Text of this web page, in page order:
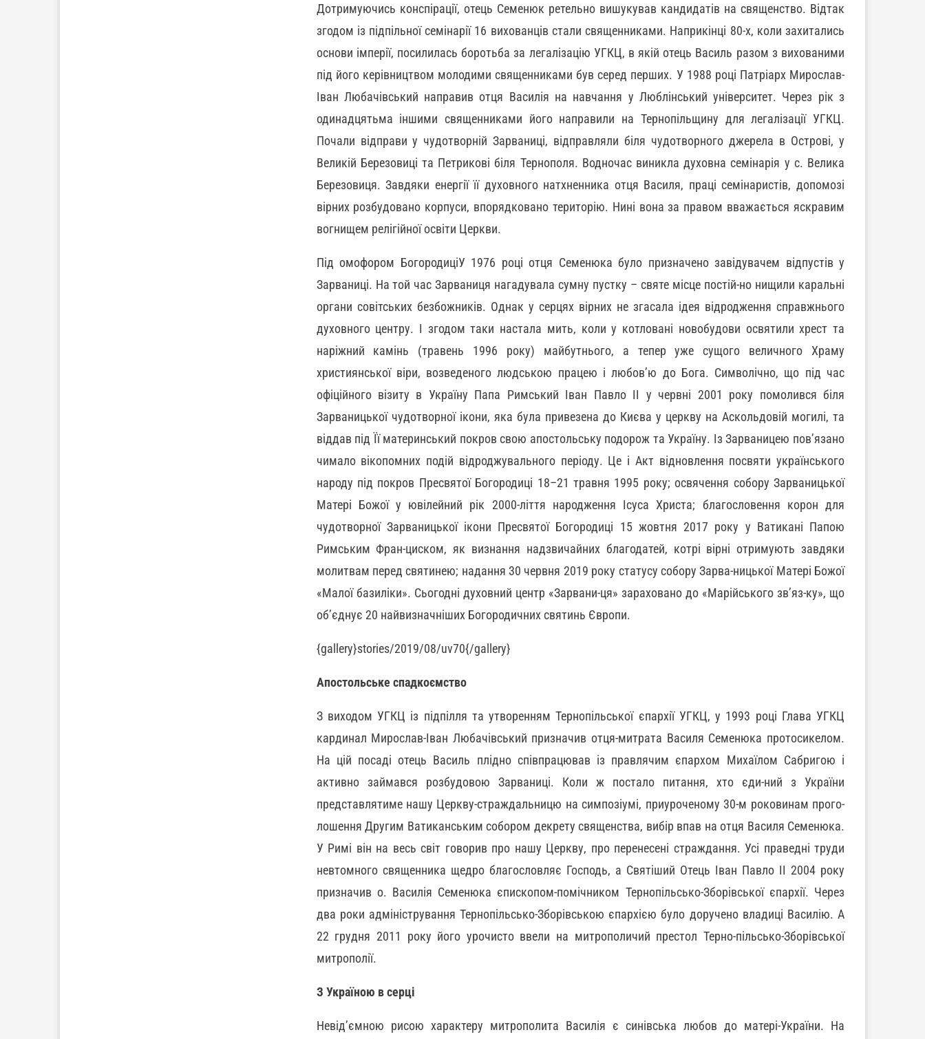
Дотримуючись конспірації, отець Семенюк ретельно вишукував кандидатів на священство. Відтак
згодом із підпільної семінарії 16 вихованців стали священниками. Наприкінці 80-х, коли захитались
основи імперії, посилилась боротьба за легалізацію УГКЦ, в якій отець Василь разом з вихованими
під його керівництвом молодими священниками був серед перших. У 1988 році Патріарх Мирослав-
Іван Любачівський направив отця Василія на навчання у Люблінський університет. Через рік з
одинадцятьма іншими священниками його направили на Тернопільщину для легалізації УГКЦ.
Почали відправи у чудотворній Зарваниці, відправляли біля чудотворного джерела в Острові, у
Великій Березовиці та Петрикові біля Тернополя. Водночас виникла духовна семінарія у с. Велика
Березовиця. Завдяки енергії її духовного натхненника отця Василя, праці семінаристів, допомозі
вірних розбудовано корпуси, впорядковано територію. Нині вона за правом вважається яскравим
вогнищем релігійної освіти Церкви.
Під омофором БогородиціУ 1976 році отця Семенюка було призначено завідувачем відпустів у
Зарваниці. На той час Зарваниця нагадувала сумну пустку – святе місце постій-но нищили каральні
органи совітських безбожників. Однак у серцях вірних не згасала ідея відродження справжнього
духовного центру. І згодом таки настала мить, коли у котловані новобудови освятили хрест та
наріжний камінь (травень 1996 року) майбутнього, а тепер уже сущого величного Храму
християнської віри, возведеного людською працею і любов’ю до Бога. Символічно, що під час
офіційного візиту в Україну Папа Римський Іван Павло II у червні 2001 року помолився біля
Зарваницької чудотворної ікони, яка була привезена до Києва у церкву на Аскольдовій могилі, та
віддав під Її материнський покров свою апостольську подорож та Україну. Із Зарваницею пов’язано
чимало вікопомних подій відроджувального періоду. Це і Акт відновлення посвяти українського
народу під покров Пресвятої Богородиці 18–21 травня 1995 року; освячення собору Зарваницької
Матері Божої у ювілейний рік 2000-ліття народження Ісуса Христа; благословення корон для
чудотворної Зарваницької ікони Пресвятої Богородиці 15 жовтня 2017 року у Ватикані Папою
Римським Фран-циском, як визнання надзвичайних благодатей, котрі вірні отримують завдяки
молитвам перед святинею; надання 30 червня 2019 року статусу собору Зарва-ницької Матері Божої
«Малої базиліки». Сьогодні духовний центр «Зарвани-ця» зараховано до «Марійського зв’яз-ку», що
об’єднує 20 найвизначніших Богородичних святинь Європи.
{gallery}stories/2019/08/uv70{/gallery}
Апостольське спадкоємство
З виходом УГКЦ із підпілля та утворенням Тернопільської єпархії УГКЦ, у 1993 році Глава УГКЦ
кардинал Мирослав-Іван Любачівський призначив отця-митрата Василя Семенюка протосикелом.
На цій посаді отець Василь плідно співпрацював із правлячим єпархом Михаїлом Сабригою і
активно займався розбудовою Зарваниці. Коли ж постало питання, хто єди-ний з України
представлятиме нашу Церкву-страждальницю на симпозіумі, приуроченому 30-м роковинам прого-
лошення Другим Ватиканським собором декрету священства, вибір впав на отця Василя Семенюка.
У Римі він на весь світ говорив про нашу Церкву, про перенесені страждання. Усі праведні труди
невтомного священника щедро благословляє Господь, а Святіший Отець Іван Павло ІІ 2004 року
призначив о. Василія Семенюка єпископом-помічником Тернопільсько-Зборівської єпархії. Через
два роки адміністрування Тернопільсько-Зборівською єпархією було доручено владиці Василію. А
22 грудня 2011 року його урочисто ввели на митрополичий престол Терно-пільсько-Зборівської
митрополії.
З Україною в серці
Невід’ємною рисою характеру митрополита Василія є синівська любов до матері-України. На